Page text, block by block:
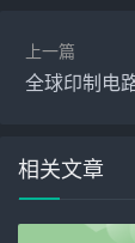
上一篇
全球印制电
相关文章